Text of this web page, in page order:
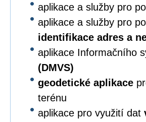
aplikace a služby pro
aplikace a služby pro
identifikace adres a
aplikace Informačního
(DMVS)
geodetické aplikace
terénu
aplikace pro využití dat